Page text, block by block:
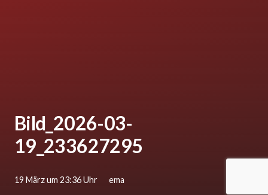
Bild_2026-03-
19_233627295
19 März um 23:36 Uhr ema